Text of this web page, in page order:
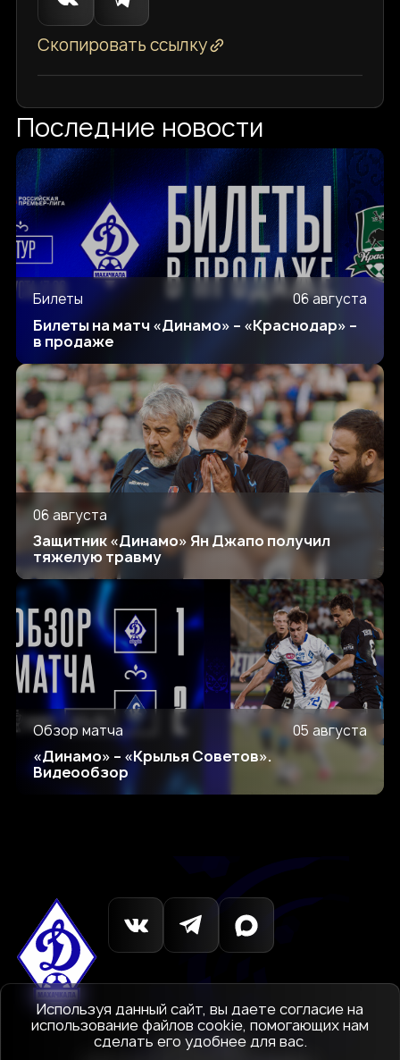
Скопировать ссылку
Последние новости
Билеты 06 августа
Билеты на матч «Динамо» – «Краснодар» –
в продаже
06 августа
Защитник «Динамо» Ян Джапо получил
тяжелую травму
Обзор матча 05 августа
«Динамо» – «Крылья Советов».
Видеообзор
© 1927-2026
Используя данный сайт, вы даете согласие на
использование файлов cookie, помогающих нам
сделать его удобнее для вас.